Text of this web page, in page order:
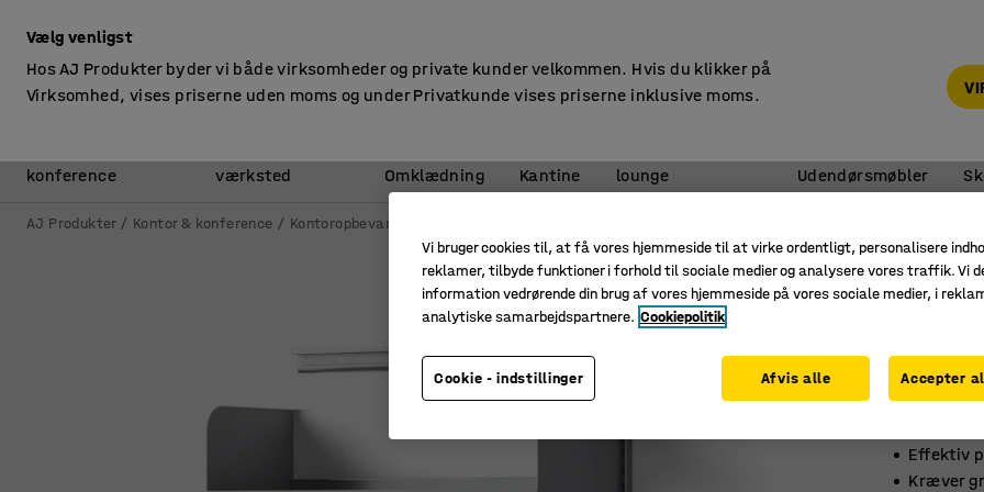
konference
værksted
Omklædning Kantine
lounge
Udendørsmøbler
AJ Produkter Kontor & konference Kontoropbevaring
Reol
alu/
Art. nr.:
Effektiv
Kræver
Vælg venligst
Hos AJ Produkter byder vi både virksomheder og private kunder velkommen. Hvis du klikker på
Virksomhed, vises priserne uden moms og under Privatkunde vises priserne inklusive moms.
Vi bruger cookies til, at få vores hjemmeside til at virke ordentligt, personalisere
reklamer, tilbyde funktioner i forhold til sociale medier og analysere vores traffik. Vi
information vedrørende din brug af vores hjemmeside på vores sociale medier, i
analytiske samarbejdspartnere. Cookiepolitik
Cookie - indstillinger Afvis alle Accepter